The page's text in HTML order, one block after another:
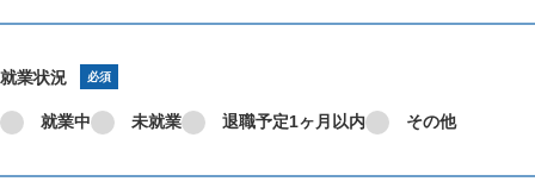
就業状況 必須
就業中 未就業 退職予定1ヶ月以内 その他